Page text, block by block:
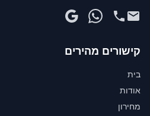
קישורים מהירים
בית
אודות
מחירון